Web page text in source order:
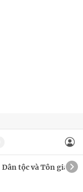
Dân tộc và Tôn giáo